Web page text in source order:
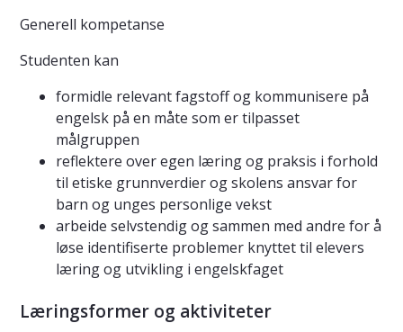
Generell kompetanse
Studenten kan
formidle relevant fagstoff og kommunisere på
engelsk på en måte som er tilpasset
målgruppen
reflektere over egen læring og praksis i forhold
til etiske grunnverdier og skolens ansvar for
barn og unges personlige vekst
arbeide selvstendig og sammen med andre for å
løse identifiserte problemer knyttet til elevers
læring og utvikling i engelskfaget
Læringsformer og aktiviteter